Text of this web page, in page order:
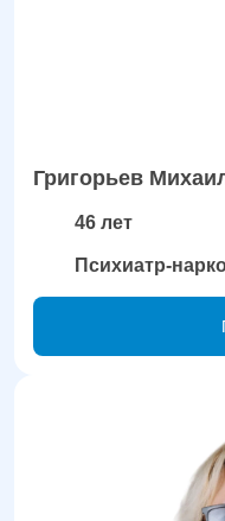
Григорьев
46 лет
Психиатр-